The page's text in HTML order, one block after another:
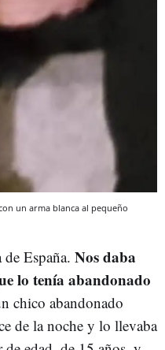
un arma blanca al pequeño
España. Nos daba
lo tenía abandonado
chico abandonado
de la noche y lo llevaba